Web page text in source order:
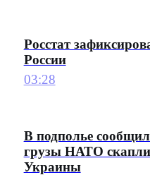
Росстат
России
03:28
В подполье
грузы НАТО
Украины